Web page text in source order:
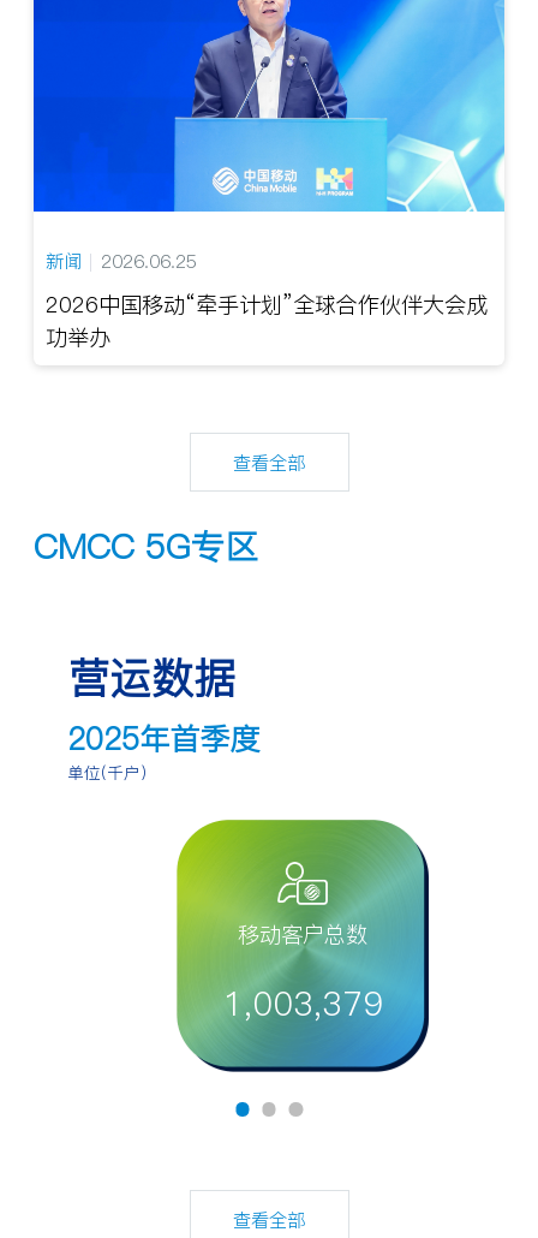
新闻 2026.06.25
2026中国移动“牵手计划”全球合作伙伴大会成
功举办
查看全部
CMCC 5G专区
营运数据
2025年首季度
单位(千户)
移动客户总数
1,003,379
查看全部